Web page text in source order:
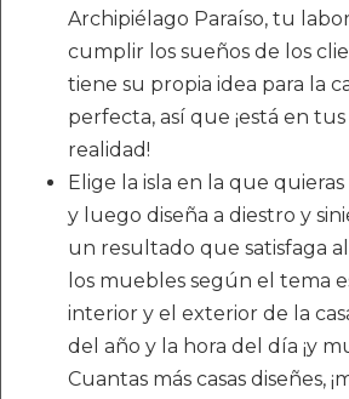
Archipiélago Paraíso, tu
cumplir los sueños de los
tiene su propia idea para la
perfecta, así que ¡está en
realidad!
Elige la isla en la que
y luego diseña a diestro y
un resultado que satisfaga
los muebles según el tema
interior y el exterior de la
del año y la hora del día ¡y
Cuantas más casas diseñes,